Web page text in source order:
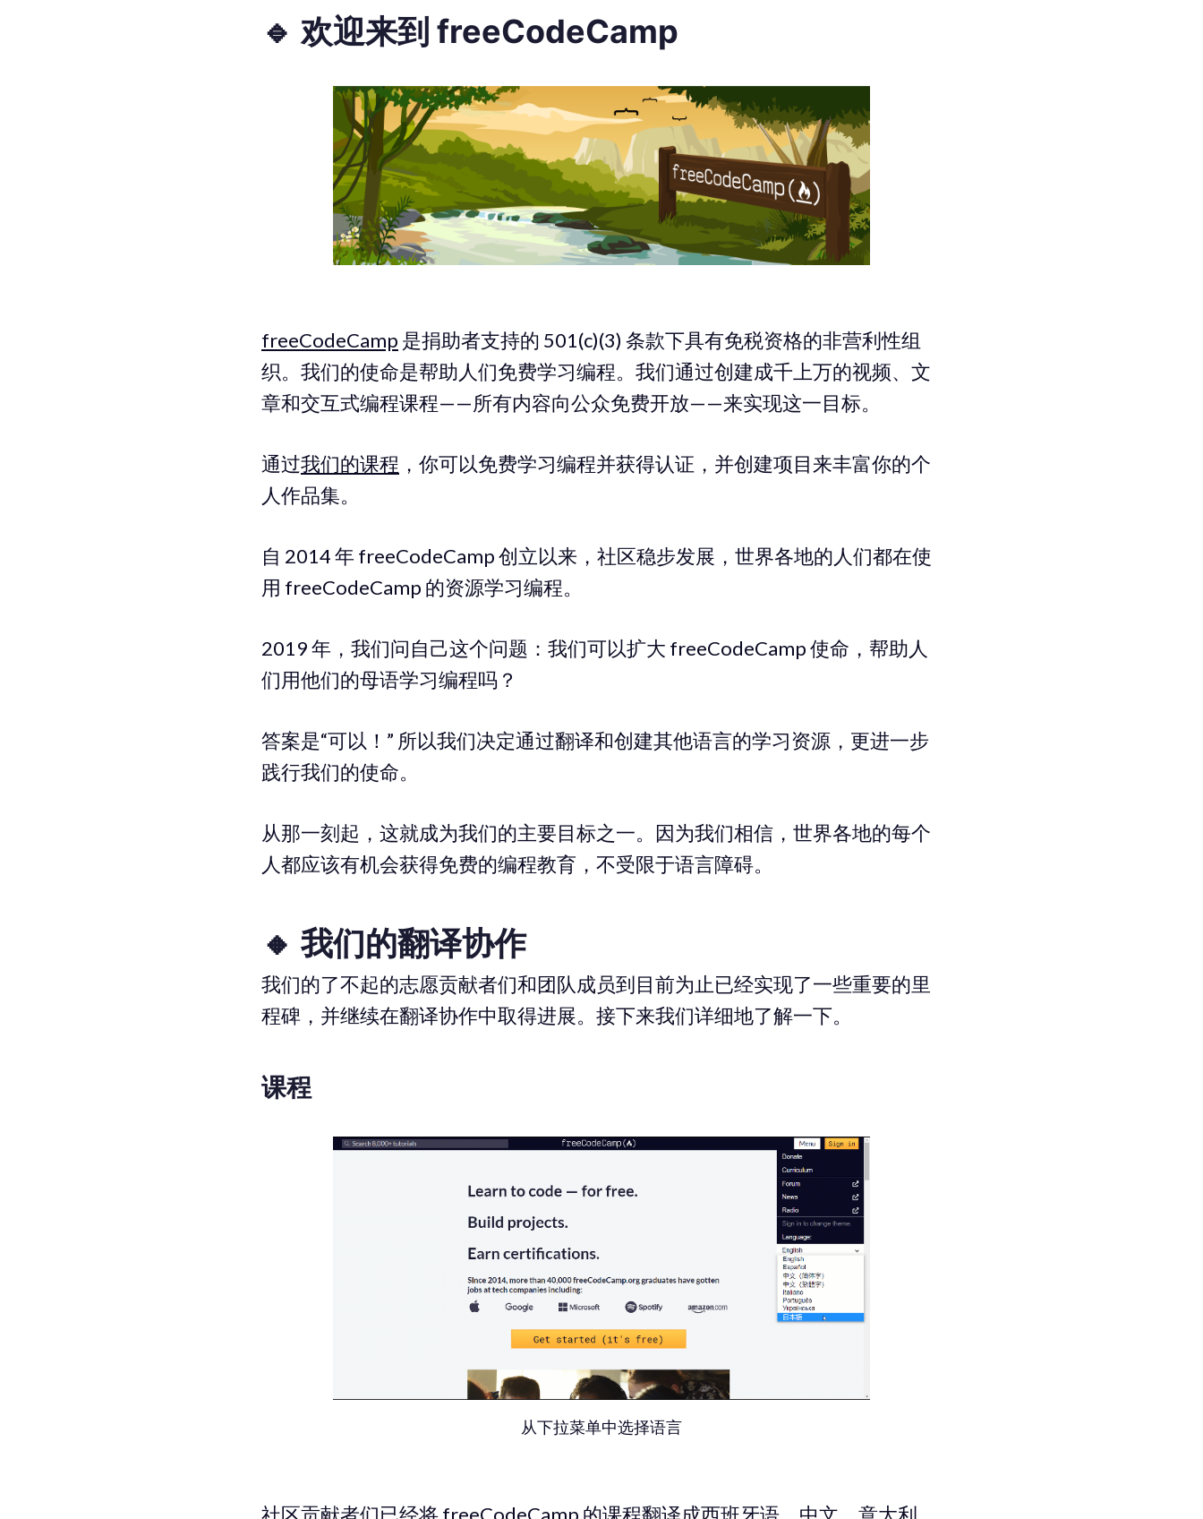
🔹 欢迎来到 freeCodeCamp
freeCodeCamp 是捐助者支持的 501(c)(3) 条款下具有免税资格的非营利性组
织。我们的使命是帮助人们免费学习编程。我们通过创建成千上万的视频、文
章和交互式编程课程——所有内容向公众免费开放——来实现这一目标。
通过我们的课程 ，你可以免费学习编程并获得认证，并创建项目来丰富你的个
人作品集。
自 2014 年 freeCodeCamp 创立以来，社区稳步发展，世界各地的人们都在使
用 freeCodeCamp 的资源学习编程。
2019 年，我们问自己这个问题：我们可以扩大 freeCodeCamp 使命，帮助人
们用他们的母语学习编程吗？
答案是“可以！” 所以我们决定通过翻译和创建其他语言的学习资源，更进一步
践行我们的使命。
从那一刻起，这就成为我们的主要目标之一。因为我们相信，世界各地的每个
人都应该有机会获得免费的编程教育，不受限于语言障碍。
🔸 我们的翻译协作
我们的了不起的志愿贡献者们和团队成员到目前为止已经实现了一些重要的里
程碑，并继续在翻译协作中取得进展。接下来我们详细地了解一下。
课程
从下拉菜单中选择语言
社区贡献者们已经将 freeCodeCamp 的课程翻译成西班牙语、中文、意大利